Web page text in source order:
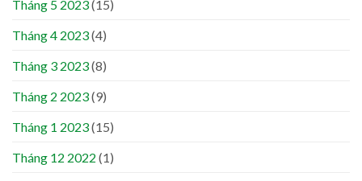
Tháng 5 2023(15)
Tháng 4 2023(4)
Tháng 3 2023(8)
Tháng 2 2023(9)
Tháng 1 2023(15)
Tháng 12 2022 (1)